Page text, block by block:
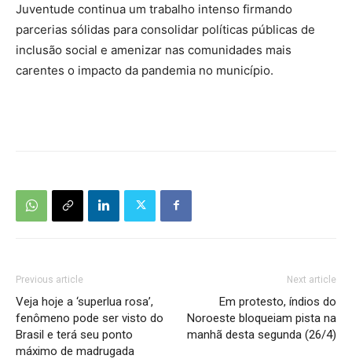
Juventude continua um trabalho intenso firmando
parcerias sólidas para consolidar políticas públicas de
inclusão social e amenizar nas comunidades mais
carentes o impacto da pandemia no município.
Previous article
Veja hoje a ‘superlua rosa’,
fenômeno pode ser visto do
Brasil e terá seu ponto
máximo de madrugada
Next article
Em protesto, índios do
Noroeste bloqueiam pista na
manhã desta segunda (26/4)